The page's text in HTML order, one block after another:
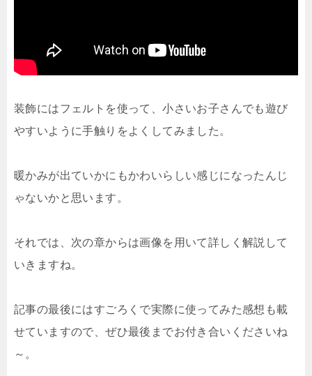
装飾にはフェルトを使って、小さいお子さんでも遊び
やすいように手触りをよくしてみました。
暖かみが出ていかにもかわいらしい感じになったんじ
ゃないかと思います。
それでは、次の章からは画像を用いて詳しく解説して
いきますね。
記事の最後にはすごろくで実際に使ってみた感想も載
せていますので、ぜひ最後までお付き合いくださいね
～。